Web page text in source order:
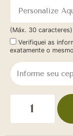
(Máx. 30 caracteres)
Verifiquei as
exatamente o